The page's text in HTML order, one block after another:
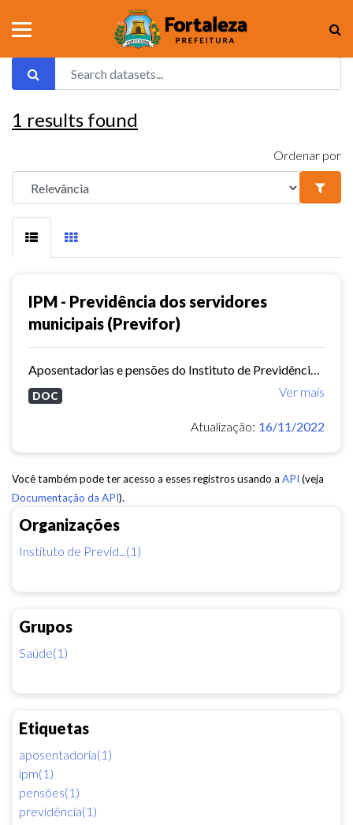
Organizações
Instituto de Previd...(1)
Grupos
Saúde(1)
Etiquetas
aposentadoria(1)
ipm(1)
pensões(1)
previdência(1)
1 results found
Ordenar por
IPM - Previdência dos servidores
municipais (Previfor)
Ver mais
DOC
Atualização: 16/11/2022
Você também pode ter acesso a esses registros usando a API (veja
Documentação da API).